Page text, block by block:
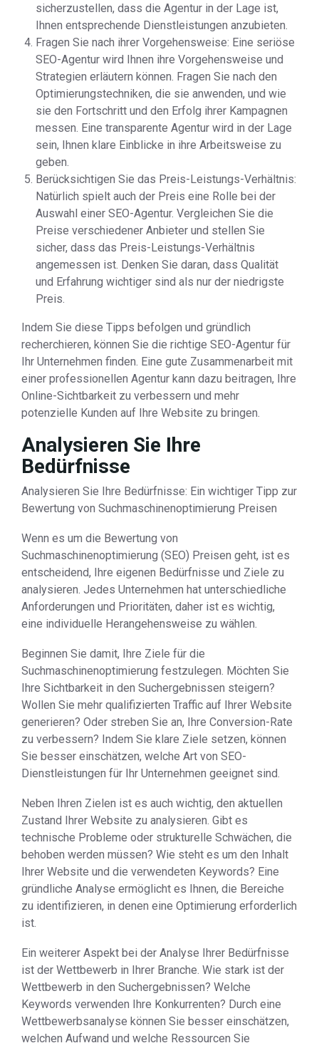
sicherzustellen, dass die Agentur in der Lage ist,
Ihnen entsprechende Dienstleistungen anzubieten.
Fragen Sie nach ihrer Vorgehensweise: Eine seriöse
SEO-Agentur wird Ihnen ihre Vorgehensweise und
Strategien erläutern können. Fragen Sie nach den
Optimierungstechniken, die sie anwenden, und wie
sie den Fortschritt und den Erfolg ihrer Kampagnen
messen. Eine transparente Agentur wird in der Lage
sein, Ihnen klare Einblicke in ihre Arbeitsweise zu
geben.
Berücksichtigen Sie das Preis-Leistungs-Verhältnis:
Natürlich spielt auch der Preis eine Rolle bei der
Auswahl einer SEO-Agentur. Vergleichen Sie die
Preise verschiedener Anbieter und stellen Sie
sicher, dass das Preis-Leistungs-Verhältnis
angemessen ist. Denken Sie daran, dass Qualität
und Erfahrung wichtiger sind als nur der niedrigste
Preis.
Indem Sie diese Tipps befolgen und gründlich
recherchieren, können Sie die richtige SEO-Agentur für
Ihr Unternehmen finden. Eine gute Zusammenarbeit mit
einer professionellen Agentur kann dazu beitragen, Ihre
Online-Sichtbarkeit zu verbessern und mehr
potenzielle Kunden auf Ihre Website zu bringen.
Analysieren Sie Ihre
Bedürfnisse
Analysieren Sie Ihre Bedürfnisse: Ein wichtiger Tipp zur
Bewertung von Suchmaschinenoptimierung Preisen
Wenn es um die Bewertung von
Suchmaschinenoptimierung (SEO) Preisen geht, ist es
entscheidend, Ihre eigenen Bedürfnisse und Ziele zu
analysieren. Jedes Unternehmen hat unterschiedliche
Anforderungen und Prioritäten, daher ist es wichtig,
eine individuelle Herangehensweise zu wählen.
Beginnen Sie damit, Ihre Ziele für die
Suchmaschinenoptimierung festzulegen. Möchten Sie
Ihre Sichtbarkeit in den Suchergebnissen steigern?
Wollen Sie mehr qualifizierten Traffic auf Ihrer Website
generieren? Oder streben Sie an, Ihre Conversion-Rate
zu verbessern? Indem Sie klare Ziele setzen, können
Sie besser einschätzen, welche Art von SEO-
Dienstleistungen für Ihr Unternehmen geeignet sind.
Neben Ihren Zielen ist es auch wichtig, den aktuellen
Zustand Ihrer Website zu analysieren. Gibt es
technische Probleme oder strukturelle Schwächen, die
behoben werden müssen? Wie steht es um den Inhalt
Ihrer Website und die verwendeten Keywords? Eine
gründliche Analyse ermöglicht es Ihnen, die Bereiche
zu identifizieren, in denen eine Optimierung erforderlich
ist.
Ein weiterer Aspekt bei der Analyse Ihrer Bedürfnisse
ist der Wettbewerb in Ihrer Branche. Wie stark ist der
Wettbewerb in den Suchergebnissen? Welche
Keywords verwenden Ihre Konkurrenten? Durch eine
Wettbewerbsanalyse können Sie besser einschätzen,
welchen Aufwand und welche Ressourcen Sie